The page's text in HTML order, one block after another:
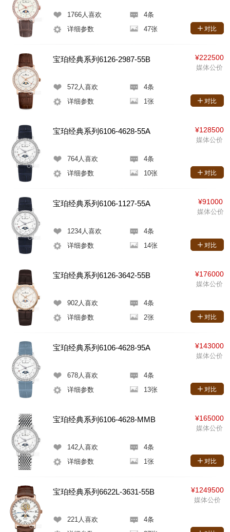
1766人喜欢
4条
详细参数
47张 对比
宝珀经典系列6126-2987-55B
572人喜欢
4条
详细参数
1张
¥222500
媒体公价
对比
宝珀经典系列6106-4628-55A
764人喜欢
4条
详细参数
10张
¥128500
媒体公价
对比
宝珀经典系列6106-1127-55A
1234人喜欢
4条
详细参数
14张
¥91000
媒体公价
对比
宝珀经典系列6126-3642-55B
902人喜欢
4条
详细参数
2张
¥176000
媒体公价
对比
宝珀经典系列6106-4628-95A
678人喜欢
4条
详细参数
13张
¥143000
媒体公价
对比
宝珀经典系列6106-4628-MMB
142人喜欢
4条
详细参数
1张
¥165000
媒体公价
对比
宝珀经典系列6622L-3631-55B
221 人喜欢
4条
¥1249500
媒体公价